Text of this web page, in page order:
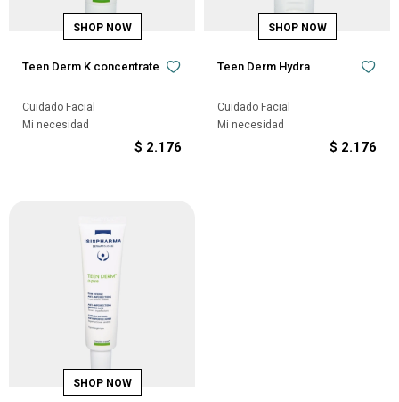
Teen Derm K concentrate
Cuidado Facial
Mi necesidad
$ 2.176
Teen Derm Hydra
Cuidado Facial
Mi necesidad
$ 2.176